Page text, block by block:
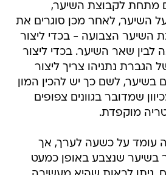
מתחת לקבוצת השיער,
השיער, לאחר מכן סוגרים את
השיער הצבועה - בכדי ליצור
לבין שאר השיער. בכדי ליצור
הגברת נתניהו צריך ליצור
בשיער, לשם כך יש להכין המון
שמדובר בגוונים צפופים
מוקפדת.
עומד על כשעה לערך, אך
בשיער שנצבע באופן כמעט